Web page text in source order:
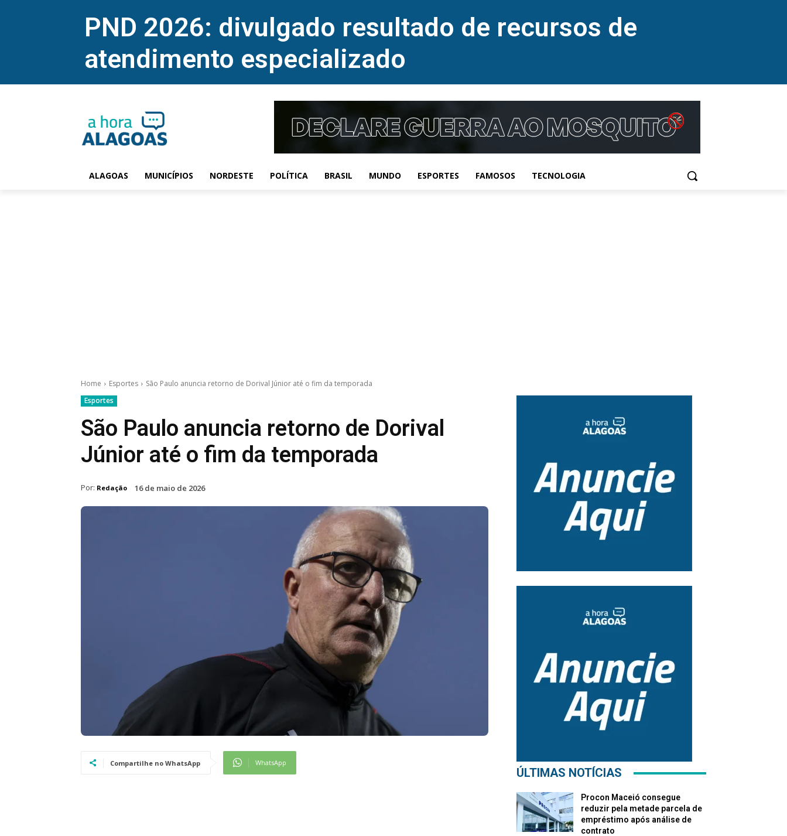
PND 2026: divulgado resultado de recursos de
atendimento especializado
ALAGOAS MUNICÍPIOS NORDESTE POLÍTICA BRASIL MUNDO ESPORTES FAMOSOS TECNOLOGIA
Home Esportes
São Paulo anuncia retorno de Dorival Júnior até o fim da temporada
Esportes
São Paulo anuncia retorno de Dorival
Júnior até o fim da temporada
Por: Redação 16 de maio de 2026
Compartilhe no WhatsApp WhatsApp
ÚLTIMAS NOTÍCIAS
Procon Maceió consegue
reduzir pela metade parcela de
empréstimo após análise de
contrato